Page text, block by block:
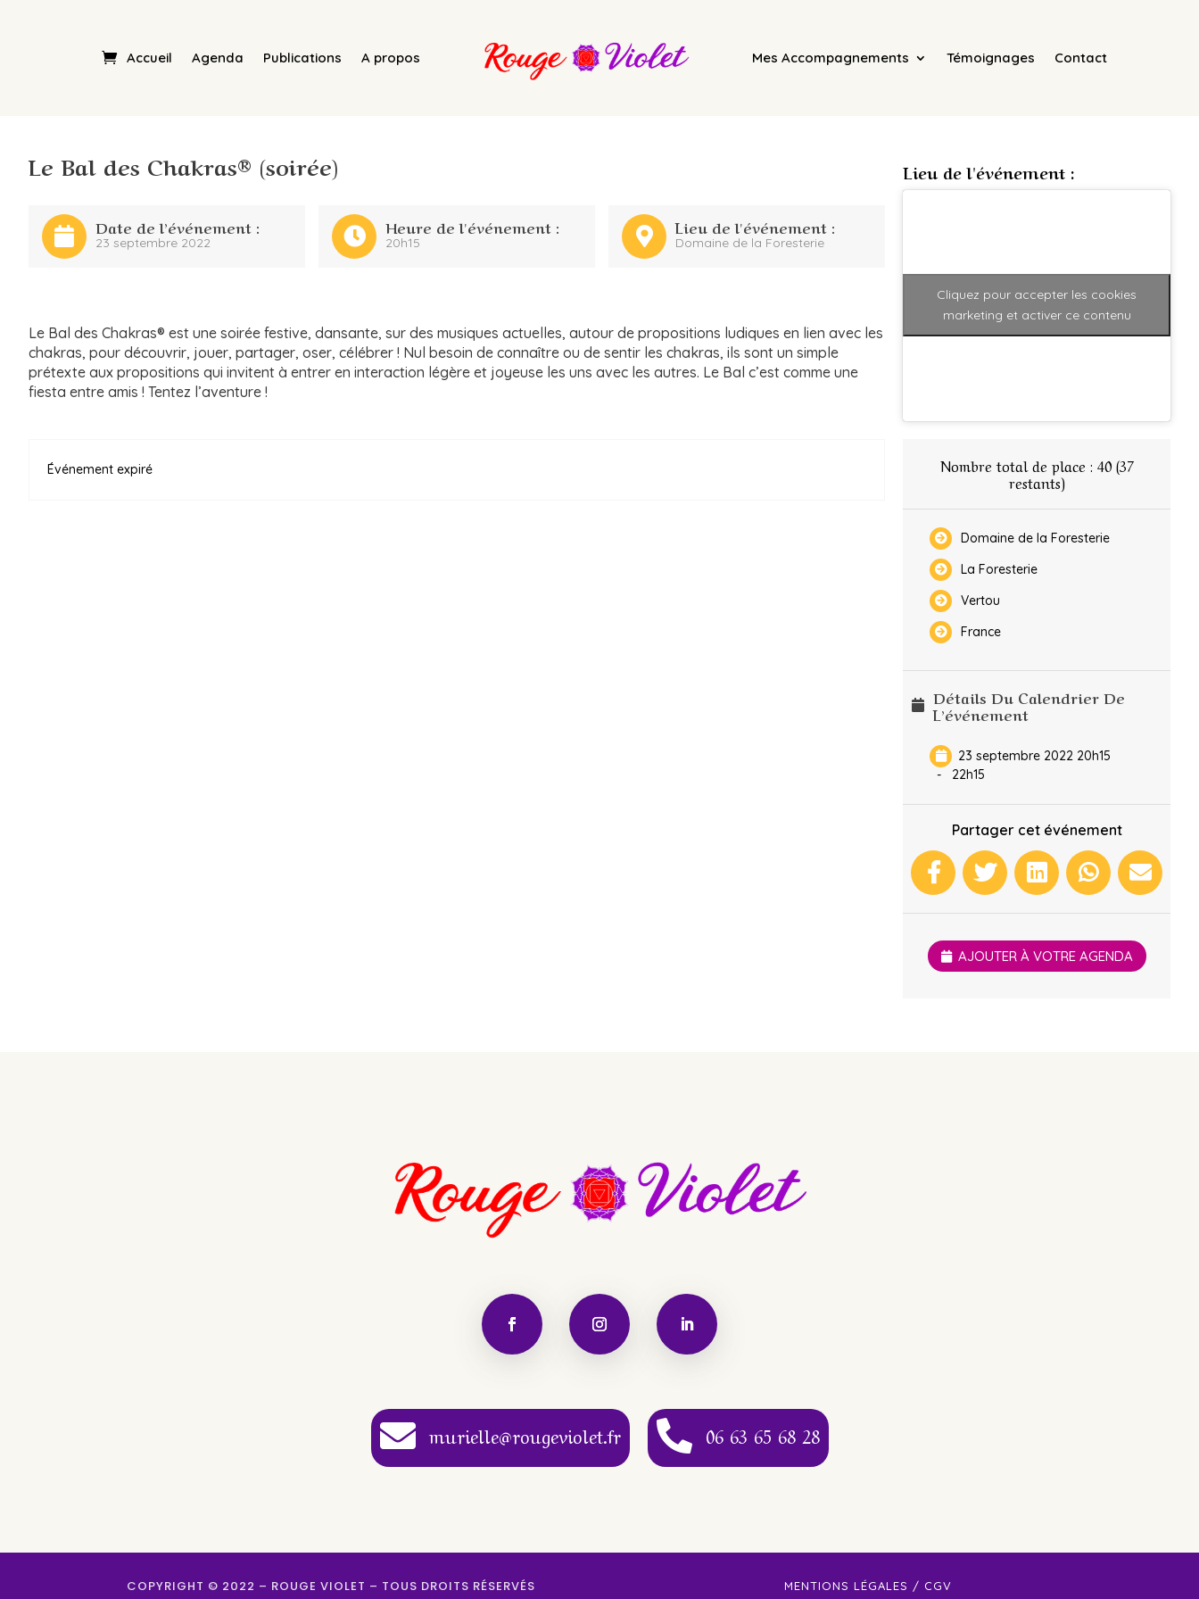
Accueil Agenda Publications A propos Mes Accompagnements Témoignages Contact
Le Bal des Chakras® (soirée)
Date de l’événement :
23 septembre 2022
Heure de l'événement :
20h15
Lieu de l'événement :
Domaine de la Foresterie
Le Bal des Chakras® est une soirée festive, dansante, sur des musiques actuelles, autour de propositions ludiques en lien avec les
chakras, pour découvrir, jouer, partager, oser, célébrer ! Nul besoin de connaître ou de sentir les chakras, ils sont un simple
prétexte aux propositions qui invitent à entrer en interaction légère et joyeuse les uns avec les autres. Le Bal c’est comme une
fiesta entre amis ! Tentez l’aventure !
Événement expiré
Lieu de l'événement :
Cliquez pour accepter les cookies
marketing et activer ce contenu
Nombre total de place : 40 (37
restants)
Domaine de la Foresterie
La Foresterie
Vertou
France
Détails Du Calendrier De
L’événement
23 septembre 2022 20h15
-
22h15
Partager cet événement
AJOUTER À VOTRE AGENDA
 murielle@rougeviolet.fr  06 63 65 68 28
COPYRIGHT © 2022 – ROUGE VIOLET – TOUS DROITS RÉSERVÉS MENTIONS LÉGALES / CGV